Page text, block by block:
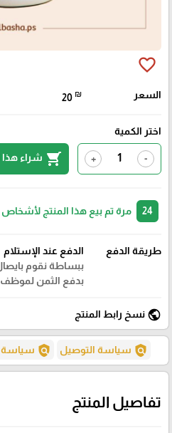
favorite_border
السعر 20 ₪
اختر الكمية
-
+
shopping_cart شراء هذا
مرة تم بيع هذا المنتج لأشخاص
طريقة الدفع
الدفع عند الإستلام
ببساطة نقوم
بدفع الثمن لموظف
public نسخ رابط المنتج
policy سياسة التوصيل policy سياسة
تفاصيل المنتج